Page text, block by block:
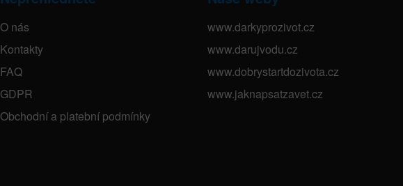
O nás
Kontakty
FAQ
GDPR
Obchodní a platební podmínky
www.darkyprozivot.cz
www.darujvodu.cz
www.dobrystartdozivota.cz
www.jaknapsatzavet.cz